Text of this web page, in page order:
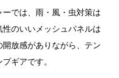
では、雨・風・虫対策は
のいいメッシュパネルは
放感がありながら、テン
ギアです。